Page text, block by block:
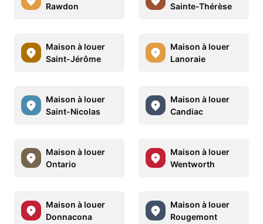
Rawdon
Sainte-Thérèse
Maison à louer
Saint-Jérôme
Maison à louer
Lanoraie
Maison à louer
Saint-Nicolas
Maison à louer
Candiac
Maison à louer
Ontario
Maison à louer
Wentworth
Maison à louer
Donnacona
Maison à louer
Rougemont